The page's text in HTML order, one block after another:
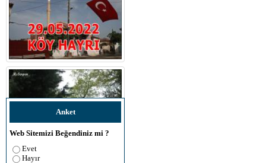
Anket
Web Sitemizi Beğendiniz mi ?
Evet
Hayır